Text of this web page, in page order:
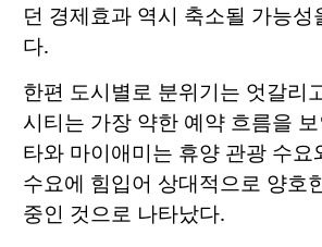
던 경제효과 역시 축소될 가능성
다.
한편 도시별로 분위기는 엇갈리
시티는 가장 약한 예약 흐름을
타와 마이애미는 휴양 관광 수요
수요에 힘입어 상대적으로 양호
중인 것으로 나타났다.